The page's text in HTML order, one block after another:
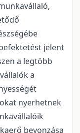
jelent
a legtöbb
a
nyerhetnek
bevonzása